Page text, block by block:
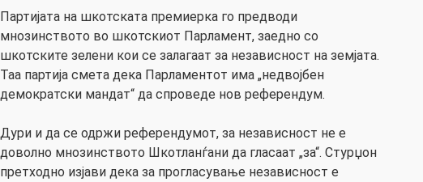
Партијата на шкотската премиерка го предводи
мнозинството во шкотскиот Парламент, заедно со
шкотските зелени кои се залагаат за независност на земјата.
Таа партија смета дека Парламентот има „недвојбен
демократски мандат“ да спроведе нов референдум.
Дури и да се одржи референдумот, за независност не е
доволно мнозинството Шкотланѓани да гласаат „за“. Стурџон
претходно изјави дека за прогласување независност е